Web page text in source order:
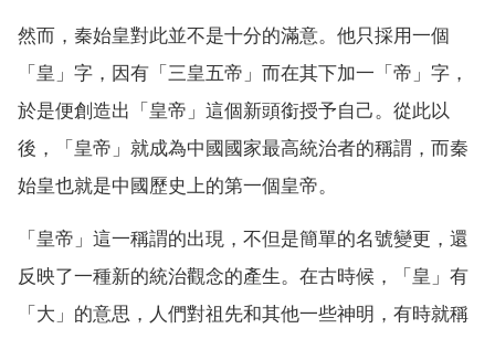
然而，秦始皇對此並不是十分的滿意。他只採用一個
「皇」字，因有「三皇五帝」而在其下加一「帝」字，
於是便創造出「皇帝」這個新頭銜授予自己。從此以
後，「皇帝」就成為中國國家最高統治者的稱謂，而秦
始皇也就是中國歷史上的第一個皇帝。
「皇帝」這一稱謂的出現，不但是簡單的名號變更，還
反映了一種新的統治觀念的產生。在古時候，「皇」有
「大」的意思，人們對祖先和其他一些神明，有時就稱